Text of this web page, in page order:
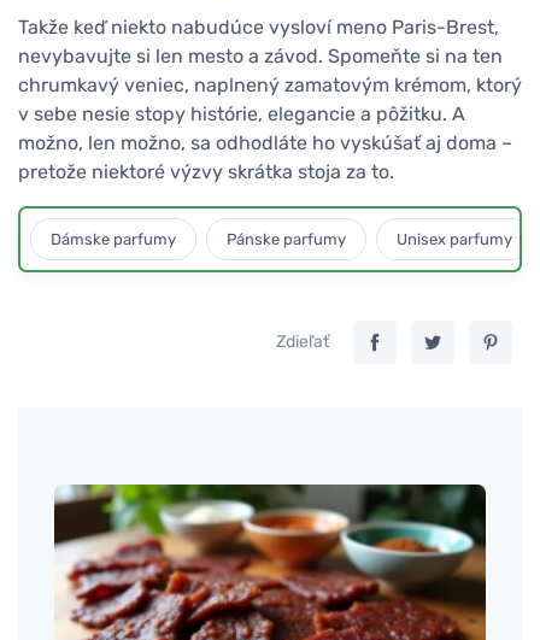
Takže keď niekto nabudúce vysloví meno Paris-Brest,
nevybavujte si len mesto a závod. Spomeňte si na ten
chrumkavý veniec, naplnený zamatovým krémom, ktorý
v sebe nesie stopy histórie, elegancie a pôžitku. A
možno, len možno, sa odhodláte ho vyskúšať aj doma –
pretože niektoré výzvy skrátka stoja za to.
Dámske parfumy Pánske parfumy Unisex parfumy
Zdieľať